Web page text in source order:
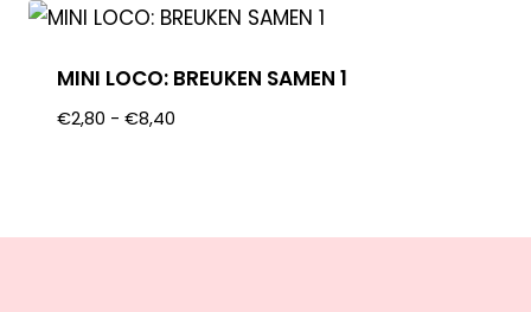
MINI LOCO: BREUKEN SAMEN 1
€2,80 - €8,40